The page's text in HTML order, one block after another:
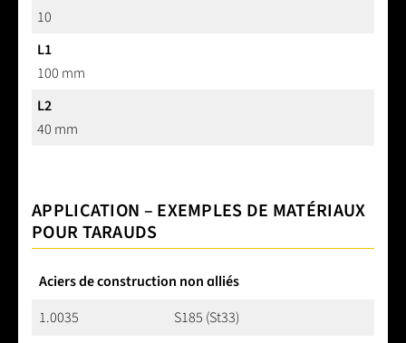
10
L1
100 mm
L2
40 mm
APPLICATION – EXEMPLES DE MATÉRIAUX
POUR TARAUDS
Aciers de construction non alliés
1.0035
S185 (St33)